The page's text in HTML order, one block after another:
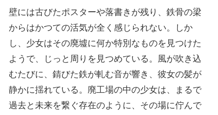
壁には古びたポスターや落書きが残り、鉄骨の梁
からはかつての活気が全く感じられない。しか
し、少女はその廃墟に何か特別なものを見つけた
ようで、じっと周りを見つめている。風が吹き込
むたびに、錆びた鉄が軋む音が響き、彼女の髪が
静かに揺れている。廃工場の中の少女は、まるで
過去と未来を繋ぐ存在のように、その場に佇んで